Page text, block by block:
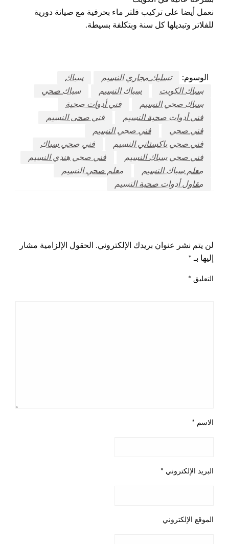
نعمل أيضا على تركيب فلتر ماء بحرفية مع صيانة دورية
للفلاتر وتبديلها كل سنة وبتكلفة بسيطة.
الوسوم: تسليك مجاري النسيم
سباك
سباك الكويت
سباك النسيم
سباك صحي
سباك صحي النسيم
فني أدوات صحية
فني أدوات صحية النسيم
فني صحى النسيم
فني صحي
فني صحي النسيم
فني صحي باكستاني النسيم
فني صحي سباك
فني صحي سباك النسيم
فني صحي هندي النسيم
معلم سباك النسيم
معلم صحي النسيم
مقاول أدوات صحية النسيم
لن يتم نشر عنوان بريدك الإلكتروني.
الحقول الإلزامية مشار
إليها بـ *
التعليق *
الاسم *
البريد الإلكتروني *
الموقع الإلكتروني